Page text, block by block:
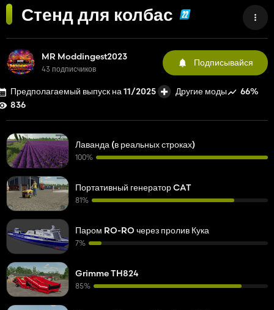
Стенд для колбас
MR Moddingest2023
43 подписчиков
Подписывайся
Предполагаемый выпуск на 11/2025 Другие моды
66%
836
Лаванда (в реальных строках)
100%
Портативный генератор CAT
81%
Паром RO-RO через пролив Кука
7%
Grimme TH824
85%